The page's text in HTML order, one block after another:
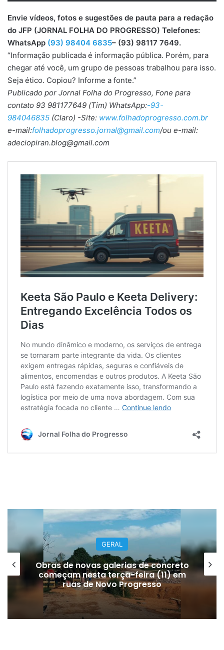
Envie vídeos, fotos e sugestões de pauta para a redação
do JFP (JORNAL FOLHA DO PROGRESSO) Telefones:
WhatsApp (93) 98404 6835– (93) 98117 7649.
“Informação publicada é informação pública. Porém, para
chegar até você, um grupo de pessoas trabalhou para isso.
Seja ético. Copiou? Informe a fonte.”
Publicado por Jornal Folha do Progresso, Fone para
contato 93 981177649 (Tim) WhatsApp:-93-
984046835 (Claro) -Site: www.folhadoprogresso.com.br
e-mail:folhadoprogresso.jornal@gmail.com/ou e-mail:
adeciopiran.blog@gmail.com
GERAL
Obras de novas galerias de concreto
começam nesta terça-feira (11) em
ruas de Novo Progresso